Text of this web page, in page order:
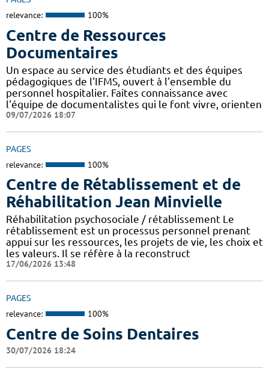
relevance: 100%
Centre de Ressources
Documentaires
Un espace au service des étudiants et des équipes
pédagogiques de l'IFMS, ouvert à l'ensemble du
personnel hospitalier. Faites connaissance avec
l'équipe de documentalistes qui le font vivre, orienten
09/07/2026 18:07
PAGES
relevance: 100%
Centre de Rétablissement et de
Réhabilitation Jean Minvielle
Réhabilitation psychosociale / rétablissement Le
rétablissement est un processus personnel prenant
appui sur les ressources, les projets de vie, les choix et
les valeurs. Il se réfère à la reconstruct
17/06/2026 13:48
PAGES
relevance: 100%
Centre de Soins Dentaires
30/07/2026 18:24